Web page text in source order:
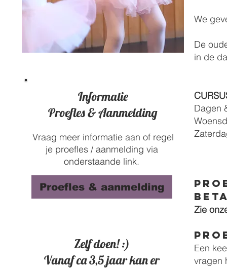
We
De
in de
Informatie
Proefles & Aanmelding
Vraag meer informatie aan of regel
je proefles / aanmelding via
onderstaande link.
Proefles & aanmelding
Zelf doen! :)
Vanaf ca 3,5 jaar kan er
Dagen
Zie
Een
vragen